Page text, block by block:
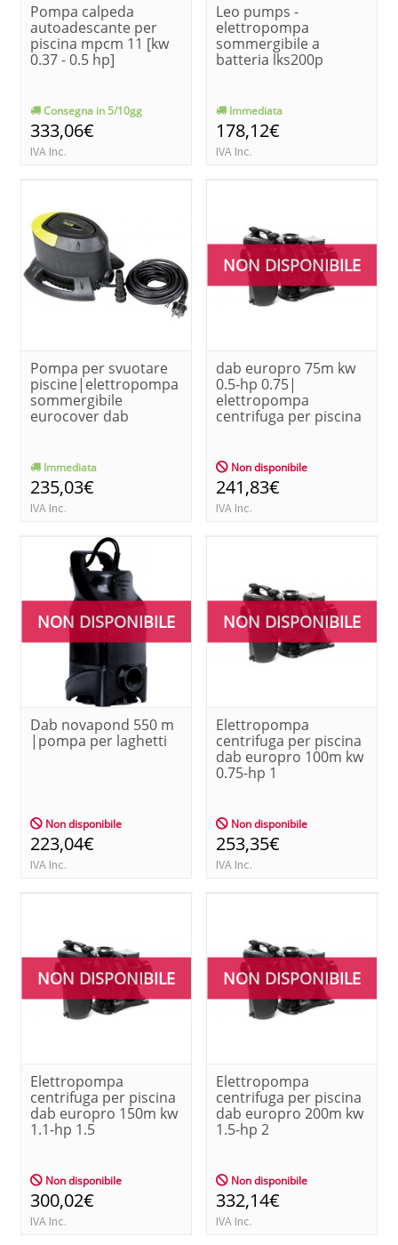
Pompa calpeda
autoadescante per
piscina mpcm 11 [kw
0.37 - 0.5 hp]
Consegna in 5/10gg
333,06€
IVA Inc.
Leo pumps -
elettropompa
sommergibile a
batteria lks200p
Immediata
178,12€
IVA Inc.
Pompa per svuotare
piscine|elettropompa
sommergibile
eurocover dab
Immediata
235,03€
IVA Inc.
NON DISPONIBILE
dab europro 75m kw
0.5-hp 0.75|
elettropompa
centrifuga per piscina
Non disponibile
241,83€
IVA Inc.
NON DISPONIBILE
Dab novapond 550 m
|pompa per laghetti
Non disponibile
223,04€
IVA Inc.
NON DISPONIBILE
Elettropompa
centrifuga per piscina
dab europro 100m kw
0.75-hp 1
Non disponibile
253,35€
IVA Inc.
NON DISPONIBILE
Elettropompa
centrifuga per piscina
dab europro 150m kw
1.1-hp 1.5
Non disponibile
300,02€
IVA Inc.
NON DISPONIBILE
Elettropompa
centrifuga per piscina
dab europro 200m kw
1.5-hp 2
Non disponibile
332,14€
IVA Inc.